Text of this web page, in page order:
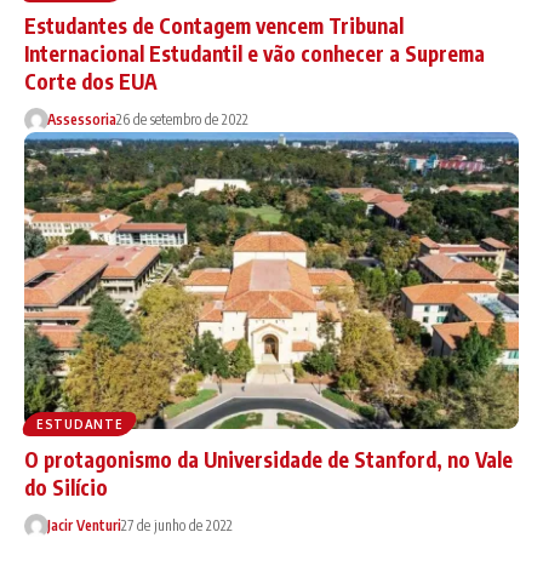
Estudantes de Contagem vencem Tribunal
Internacional Estudantil e vão conhecer a Suprema
Corte dos EUA
Assessoria26 de setembro de 2022
ESTUDANTE
O protagonismo da Universidade de Stanford, no Vale
do Silício
Jacir Venturi27 de junho de 2022